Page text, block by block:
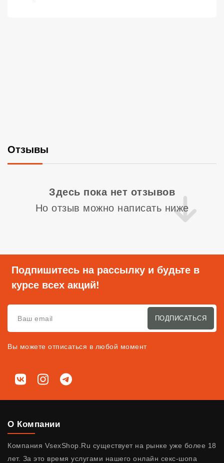
Отзывы
Здесь пока нет отзывов
Но отзыв можно написать ниже
Подпишитесь на рассылку и будьте в
курсе всех акций!
ПОДПИСАТЬСЯ
Вы можете отписаться в любой момент
Мы в соц. сетях
ВКонтактеInstagramTelegram
О Компании
Компания VsexShop.Ru существует на рынке уже более 18
лет. За это время услугами нашего онлайн секс-шопа